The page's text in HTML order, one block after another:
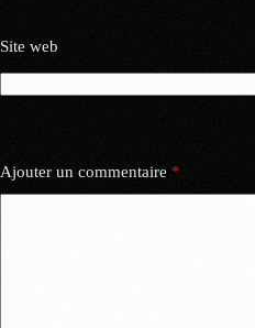
Site web
Ajouter un commentaire *